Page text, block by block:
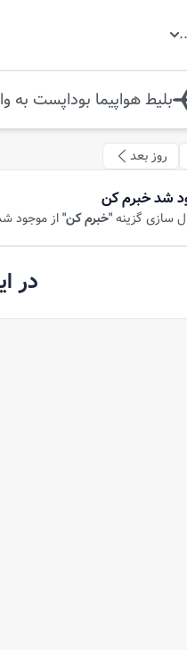
بلیط هواپیما بوداپست به
روز بعد
شد خبرم کن
سازی گزینه"خبرم کن"از موجود
در